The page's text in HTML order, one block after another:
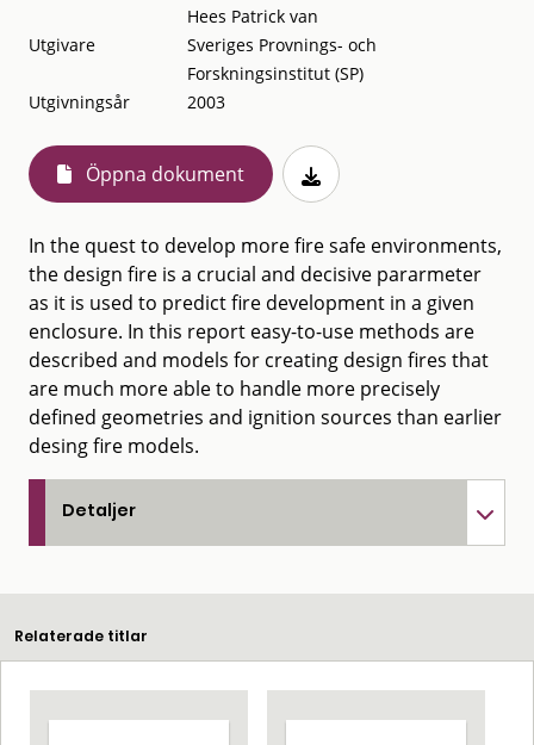
Hees Patrick van
Utgivare
Sveriges Provnings- och
Forskningsinstitut (SP)
Utgivningsår
2003
Öppna dokument
In the quest to develop more fire safe environments,
the design fire is a crucial and decisive pararmeter
as it is used to predict fire development in a given
enclosure. In this report easy-to-use methods are
described and models for creating design fires that
are much more able to handle more precisely
defined geometries and ignition sources than earlier
desing fire models.
Detaljer
Relaterade titlar